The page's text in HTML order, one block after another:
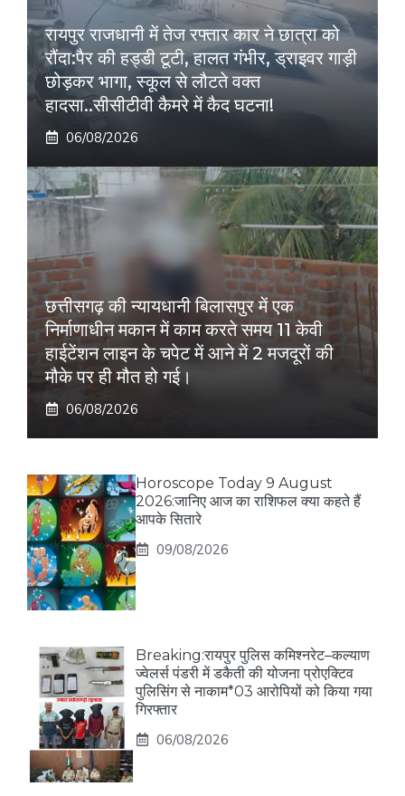
रायपुर राजधानी में तेज रफ्तार कार ने छात्रा को
रौंदा:पैर की हड्डी टूटी, हालत गंभीर, ड्राइवर गाड़ी
छोड़कर भागा, स्कूल से लौटते वक्त
हादसा..सीसीटीवी कैमरे में कैद घटना!
06/08/2026
छत्तीसगढ़ की न्यायधानी बिलासपुर में एक
निर्माणाधीन मकान में काम करते समय 11 केवी
हाईटेंशन लाइन के चपेट में आने में 2 मजदूरों की
मौके पर ही मौत हो गई।
06/08/2026
Horoscope Today 9 August
2026:जानिए आज का राशिफल क्या कहते हैं
आपके सितारे
09/08/2026
Breaking:रायपुर पुलिस कमिश्नरेट–कल्याण
ज्वेलर्स पंडरी में डकैती की योजना प्रोएक्टिव
पुलिसिंग से नाकाम*03 आरोपियों को किया गया
गिरफ्तार
06/08/2026